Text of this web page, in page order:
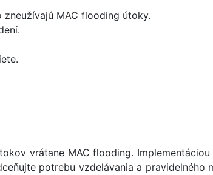
MAC flooding útoky.
vrátane MAC flooding. Implementáciou
potrebu vzdelávania a pravidelného